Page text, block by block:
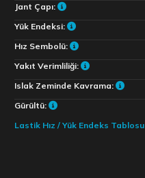
Jant Çapı:
Yük Endeksi:
Hız Sembolü:
Yakıt Verimliliği:
Islak Zeminde Kavrama:
Gürültü:
Lastik Hız / Yük Endeks Tablosu